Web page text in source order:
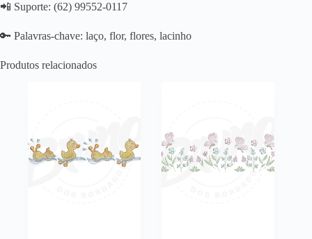
📲 Suporte: (62) 99552-0117
🔑 Palavras-chave: laço, flor, flores, lacinho
Produtos relacionados